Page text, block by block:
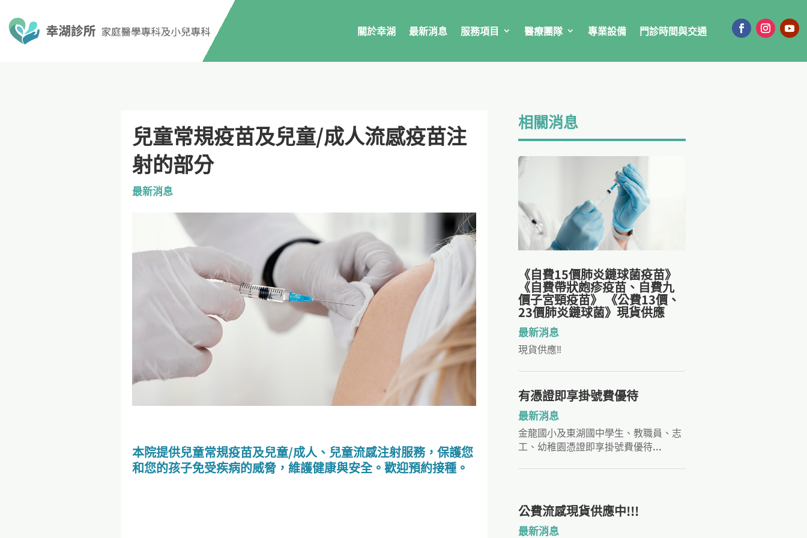
關於幸湖 最新消息 服務項目 醫療團隊 專業設備 門診時間與交通
兒童常規疫苗及兒童/成人流感疫苗注
射的部分
最新消息
本院提供兒童常規疫苗及兒童/成人、兒童流感注射服務，保護您
和您的孩子免受疾病的威脅，維護健康與安全。歡迎預約接種。
相關消息
《自費15價肺炎鏈球菌疫苗》
《自費帶狀皰疹疫苗、自費九
價子宮頸疫苗》 《公費13價、
23價肺炎鏈球菌》現貨供應
最新消息
現貨供應‼️
有憑證即享掛號費優待
最新消息
金龍國小及東湖國中學生、教職員、志
工、幼稚園憑證即享掛號費優待...
公費流感現貨供應中!!!
最新消息